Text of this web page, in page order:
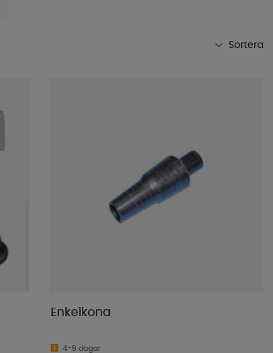
Sortera
Lägsta pris
Högsta pris
Varumärke
Enkelkona
4-9 dagar